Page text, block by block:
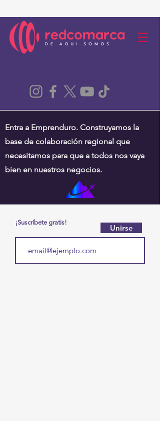
Entra a Emprenduro. Construyamos la
base de colaboración regional que
necesitamos para que a todos nos vaya
bien en nuestros negocios.
¡Suscríbete gratis!
Unirse